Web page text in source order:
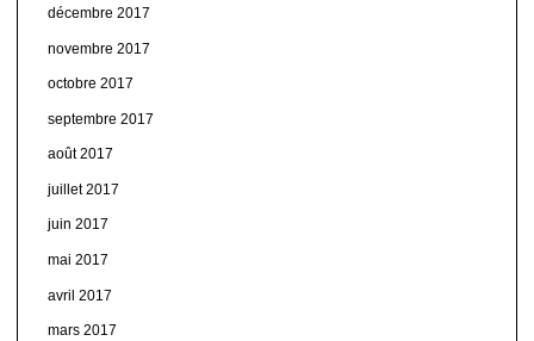
décembre 2017
novembre 2017
octobre 2017
septembre 2017
août 2017
juillet 2017
juin 2017
mai 2017
avril 2017
mars 2017